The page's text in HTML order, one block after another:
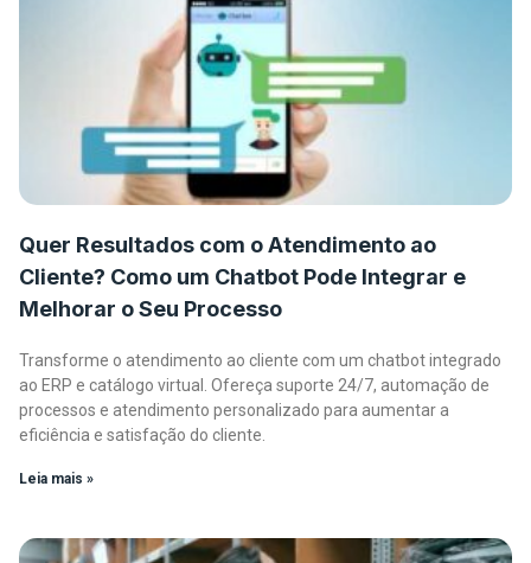
Quer Resultados com o Atendimento ao
Cliente? Como um Chatbot Pode Integrar e
Melhorar o Seu Processo
Transforme o atendimento ao cliente com um chatbot integrado
ao ERP e catálogo virtual. Ofereça suporte 24/7, automação de
processos e atendimento personalizado para aumentar a
eficiência e satisfação do cliente.
Leia mais »